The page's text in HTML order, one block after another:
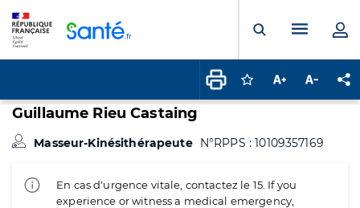
Ouvrir laMenu
Connectez-vous
Augmenter la
Guillaume Rieu Castaing
Masseur-Kinésithérapeute N°RPPS : 10109357169
En cas d'urgence vitale, contactez le 15. If you
experience or witness a medical emergency,